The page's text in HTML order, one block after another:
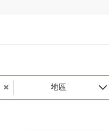
地區